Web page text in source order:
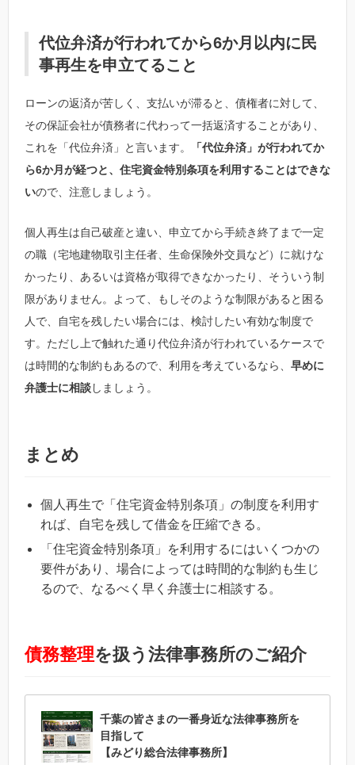
代位弁済が行われてから6か月以内に民
事再生を申立てること
ローンの返済が苦しく、支払いが滞ると、債権者に対して、
その保証会社が債務者に代わって一括返済することがあり、
これを「代位弁済」と言います。
「代位弁済」が行われてか
ら6か月が経つと、住宅資金特別条項を利用することはできな
いので、注意しましょう。
個人再生は自己破産と違い、申立てから手続き終了まで一定
の職（宅地建物取引主任者、生命保険外交員など）に就けな
かったり、あるいは資格が取得できなかったり、そういう制
限がありません。よって、もしそのような制限があると困る
人で、自宅を残したい場合には、検討したい有効な制度で
す。ただし上で触れた通り代位弁済が行われているケースで
は時間的な制約もあるので、利用を考えているなら、 早めに
弁護士に相談しましょう。
まとめ
個人再生で「住宅資金特別条項」の制度を利用す
れば、自宅を残して借金を圧縮できる。
「住宅資金特別条項」を利用するにはいくつかの
要件があり、場合によっては時間的な制約も生じ
るので、なるべく早く弁護士に相談する。
債務整理を扱う法律事務所のご紹介
千葉の皆さまの一番身近な法律事務所を
目指して
【みどり総合法律事務所】